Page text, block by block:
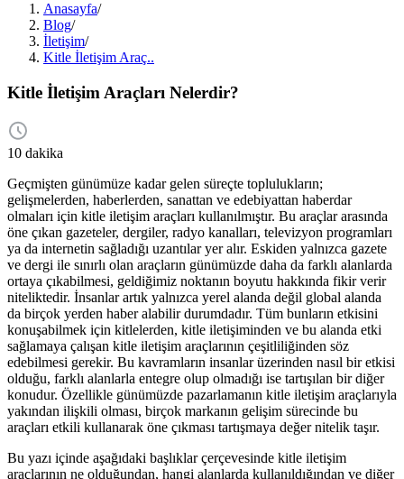
Anasayfa/
Blog/
İletişim/
Kitle İletişim Araç..
Kitle İletişim Araçları Nelerdir?
10 dakika
Geçmişten günümüze kadar gelen süreçte toplulukların;
gelişmelerden, haberlerden, sanattan ve edebiyattan haberdar
olmaları için kitle iletişim araçları kullanılmıştır. Bu araçlar arasında
öne çıkan gazeteler, dergiler, radyo kanalları, televizyon programları
ya da internetin sağladığı uzantılar yer alır. Eskiden yalnızca gazete
ve dergi ile sınırlı olan araçların günümüzde daha da farklı alanlarda
ortaya çıkabilmesi, geldiğimiz noktanın boyutu hakkında fikir verir
niteliktedir. İnsanlar artık yalnızca yerel alanda değil global alanda
da birçok yerden haber alabilir durumdadır. Tüm bunların etkisini
konuşabilmek için kitlelerden, kitle iletişiminden ve bu alanda etki
sağlamaya çalışan kitle iletişim araçlarının çeşitliliğinden söz
edebilmesi gerekir. Bu kavramların insanlar üzerinden nasıl bir etkisi
olduğu, farklı alanlarla entegre olup olmadığı ise tartışılan bir diğer
konudur. Özellikle günümüzde pazarlamanın kitle iletişim araçlarıyla
yakından ilişkili olması, birçok markanın gelişim sürecinde bu
araçları etkili kullanarak öne çıkması tartışmaya değer nitelik taşır.
Bu yazı içinde aşağıdaki başlıklar çerçevesinde kitle iletişim
araçlarının ne olduğundan, hangi alanlarda kullanıldığından ve diğer